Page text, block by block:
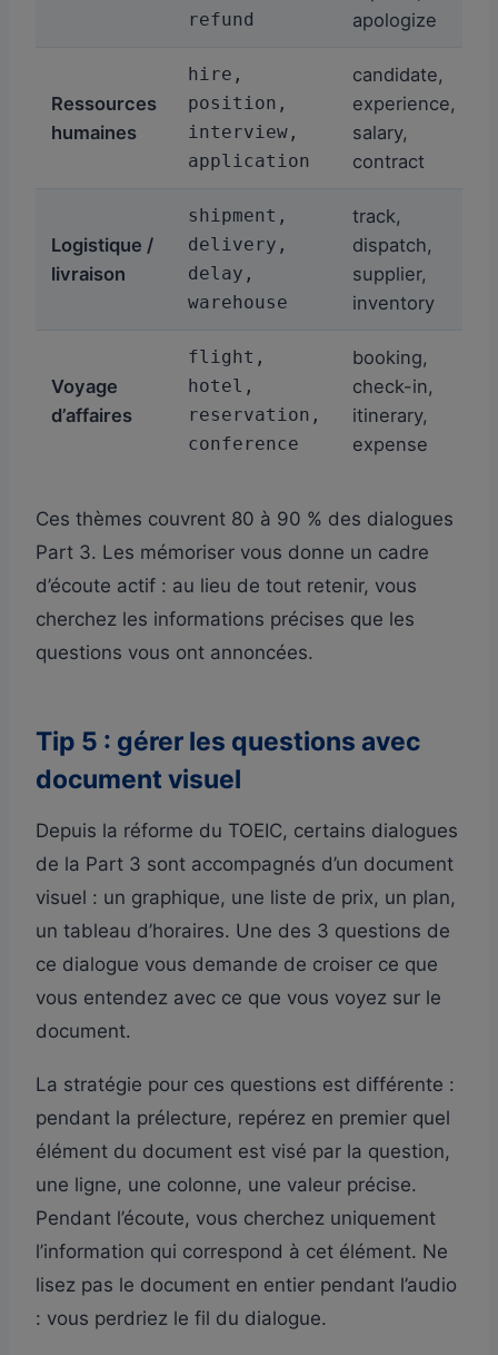
refund
apologize
Ressources
humaines
hire,
position,
interview,
application
candidate,
experience,
salary,
contract
Logistique /
livraison
shipment,
delivery,
delay,
warehouse
track,
dispatch,
supplier,
inventory
Voyage
d’affaires
flight,
hotel,
reservation,
conference
booking,
check-in,
itinerary,
expense
Ces thèmes couvrent 80 à 90 % des dialogues
Part 3. Les mémoriser vous donne un cadre
d’écoute actif : au lieu de tout retenir, vous
cherchez les informations précises que les
questions vous ont annoncées.
Tip 5 : gérer les questions avec
document visuel
Depuis la réforme du TOEIC, certains dialogues
de la Part 3 sont accompagnés d’un document
visuel : un graphique, une liste de prix, un plan,
un tableau d’horaires. Une des 3 questions de
ce dialogue vous demande de croiser ce que
vous entendez avec ce que vous voyez sur le
document.
La stratégie pour ces questions est différente :
pendant la prélecture, repérez en premier quel
élément du document est visé par la question,
une ligne, une colonne, une valeur précise.
Pendant l’écoute, vous cherchez uniquement
l’information qui correspond à cet élément. Ne
lisez pas le document en entier pendant l’audio
: vous perdriez le fil du dialogue.